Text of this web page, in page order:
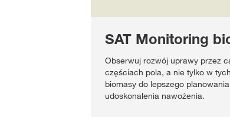
SAT Monitoring
Obserwuj rozwój uprawy przez
częściach pola, a nie tylko w
biomasy do lepszego
udoskonalenia nawożenia.